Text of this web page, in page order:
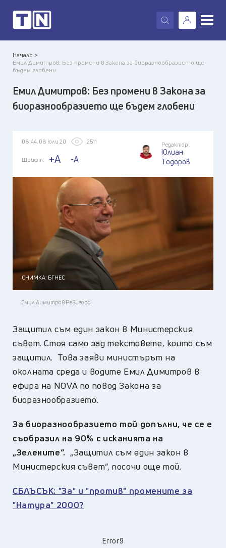
X
Начало >
Емил Димитров: Без промени в Закона за биоразнообразието ще
бъдем глобени
Емил Димитров: Без промени в Закона за
биоразнообразието ще бъдем глобени
08:44, 08 юли 20 2511
Шрифт: +A -A
Редактор:
Юлиан
Тодоров
СНИМКА: БГНЕС
Емил Димитров Ревизоро
Защитил съм един закон в Министерския
съвет. Стоя само зад текстовете, които съм
защитил. Това заяви министърът на
околната среда и водите Емил Димитров в
ефира на NOVA по повод Закона за
биоразнообразието.
За биоразнообразието той допълни, че се е
съобразил на 90% с исканията на
„Зелените”. „Защитил съм един закон в
Министерския съвет”, посочи още той.
СБЛЪСЪК: "За" и "против" промените за
"Натура" 2000?
Error9